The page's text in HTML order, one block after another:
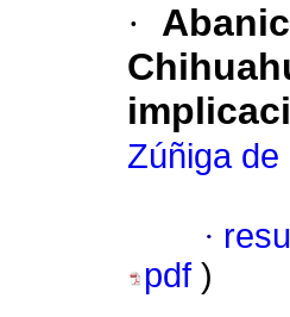
·
Zúñiga de
·
pdf )